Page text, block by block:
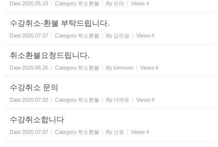
Date2020.05.18 Category 취소환불 By 모라 Views 4
수강취소-환불 부탁드립니다.
Date2020.07.07 Category 취소환불 By 깊은숨 Views 4
취소환불요청드립니다.
Date2020.06.26 Category 취소환불 By kimnono Views 4
수강취소 문의
Date2020.07.02 Category 취소환불 By 다제로 Views 4
수강취소합니다
Date2020.07.07 Category 취소환불 By산호 Views 4